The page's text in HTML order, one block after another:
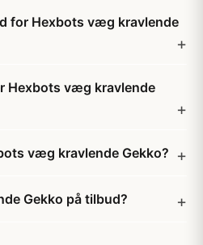
for Hexbots væg kravlende
Hexbots væg kravlende
væg kravlende Gekko?
Gekko på tilbud?